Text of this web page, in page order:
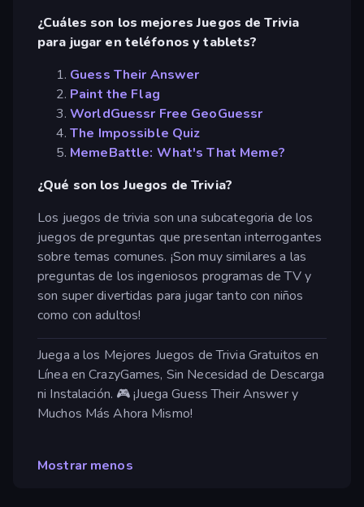
¿Cuáles son los mejores Juegos de Trivia
para jugar en teléfonos y tablets?
Guess Their Answer
Paint the Flag
WorldGuessr Free GeoGuessr
The Impossible Quiz
MemeBattle: What's That Meme?
¿Qué son los Juegos de Trivia?
Los juegos de trivia son una subcategoria de los
juegos de preguntas que presentan interrogantes
sobre temas comunes. ¡Son muy similares a las
preguntas de los ingeniosos programas de TV y
son super divertidas para jugar tanto con niños
como con adultos!
Juega a los Mejores Juegos de Trivia Gratuitos en
Línea en CrazyGames, Sin Necesidad de Descarga
ni Instalación. 🎮 ¡Juega Guess Their Answer y
Muchos Más Ahora Mismo!
Mostrar menos